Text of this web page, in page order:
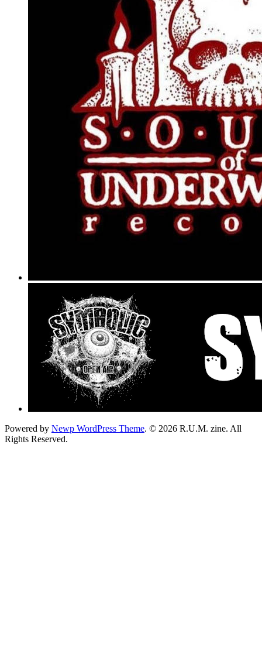
Powered by Newp WordPress Theme. © 2026 R.U.M. zine. All
Rights Reserved.